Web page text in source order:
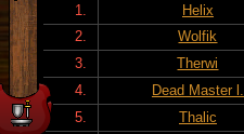
1.
Helix
2.
Wolfik
3.
Therwi
4.
Dead Master l.
5.
Thalic